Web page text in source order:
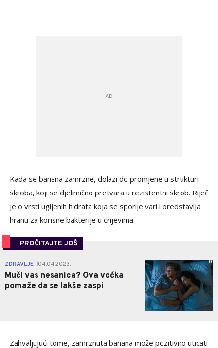
Kada se banana zamrzne, dolazi do promjene u strukturi
skroba, koji se djelimično pretvara u rezistentni skrob. Riječ
je o vrsti ugljenih hidrata koja se sporije vari i predstavlja
hranu za korisne bakterije u crijevima.
PROČITAJTE JOŠ
ZDRAVLJE 04.04.2023.
Muči vas nesanica? Ova voćka
pomaže da se lakše zaspi
0
Zahvaljujući tome, zamrznuta banana može pozitivno uticati